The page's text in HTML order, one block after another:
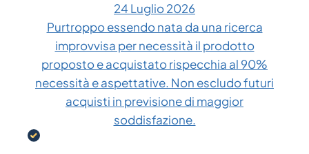
24 Luglio 2026
Purtroppo essendo nata da una ricerca
improvvisa per necessità il prodotto
proposto e acquistato rispecchia al 90%
necessità e aspettative. Non escludo futuri
acquisti in previsione di maggior
soddisfazione.